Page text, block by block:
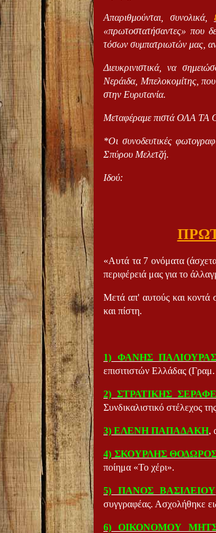
Απαριθμούνται, συνολικά,
«πρωτοστατήσαντες» που
τόσων συμπατριωτών μας,
Διευκρινιστικά, να
Νεράιδα, Μπελοκομίτης,
στην Ευρυτανία.
Μεταφέραμε πιστά ΟΛΑ ΤΑ
*Οι συνοδευτικές
Σπύρου Μελετζή.
Ιδού:
«Αυτά τα 7 ονόματα
περιφέρειά μας για το
Μετά απ' αυτούς και κοντά
και πίστη.
1) ΦΑΝΗΣ ΠΑΛΙΟΥΡΑΣ
επισιτιστών Ελλάδας
2) ΣΤΡΑΤΙΚΗΣ
Συνδικαλιστικό στέλεχος
3) ΕΛΕΝΗ ΠΑΠΑΔΑΚΗ,
4) ΣΚΟΥΡΛΗΣ
ποίημα «Το χέρι».
5) ΠΑΝΟΣ ΒΑΣΙΛΕΙΟΥ
συγγραφέας. Ασχολήθηκε
6) ΟΙΚΟΝΟΜΟΥ